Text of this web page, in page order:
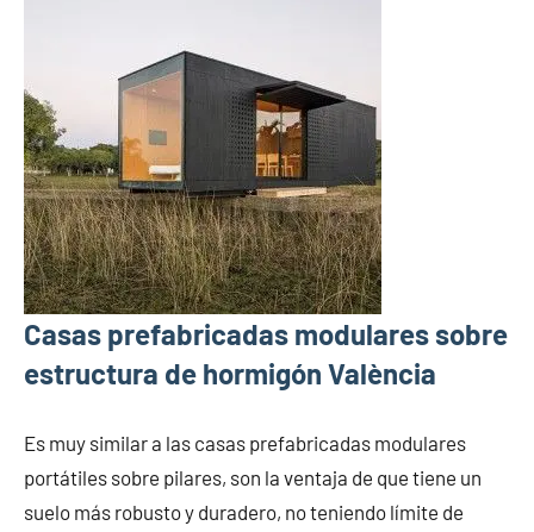
Casas prefabricadas modulares sobre
estructura de hormigón València
Es muy similar a las casas prefabricadas modulares
portátiles sobre pilares, son la ventaja de que tiene un
suelo más robusto y duradero, no teniendo límite de